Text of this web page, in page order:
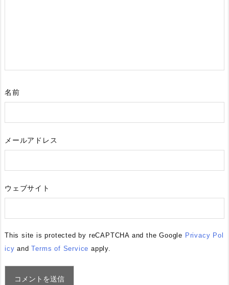
名前
メールアドレス
ウェブサイト
This site is protected by reCAPTCHA and the Google Privacy Pol
icy andTerms of Service apply.